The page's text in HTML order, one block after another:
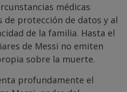
médicas
de protección de datos y al
de la familia. Hasta el
de Messi no emiten
sobre la muerte.
profundamente el